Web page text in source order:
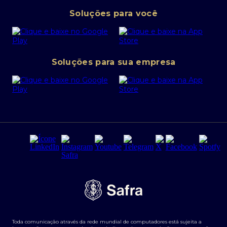
Canal de denúncias
Política de Segurança Cibernética
Portal da Privacidade
PRSAC
Regras e Parâmetros de Atuação Banco Safra
Segurança da Informação
Tarifas e serviços Pessoa Física
Transparência de remuneração
Abra sua conta PJ
SafraPay
Cartão Safra Empresas
Empréstimo e financiamentos PJ
Derivativos
Agronegócios
Soluções para você
Soluções para sua empresa
Toda comunicação através da rede mundial de computadores está sujeita a